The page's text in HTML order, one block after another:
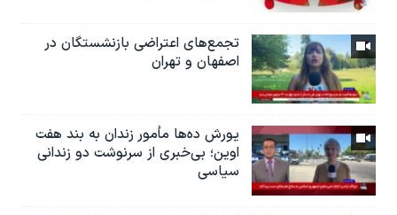
تجمع‌های اعتراضی بازنشستگان در
اصفهان و تهران
یورش ده‌ها مأمور زندان به بند هفت
اوین؛ بی‌خبری از سرنوشت دو زندانی
سیاسی